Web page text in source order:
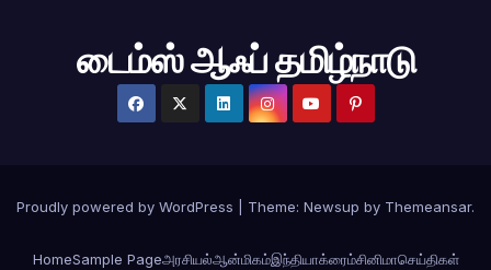
டைம்ஸ் ஆஃப் தமிழ்நாடு
Proudly powered by WordPress Theme: Newsup by Themeansar.
HomeSample Pageஅரசியல்ஆன்மிகம்இந்தியாக்ரைம்சினிமாசெய்திகள்